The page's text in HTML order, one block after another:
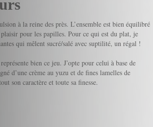
à la reine des près. L’ensemble est bien équilibré
plaisir pour les papilles. Pour ce qui est du plat, je
qui mêlent sucré/salé avec suptilité, un régal !
bien ce jeu. J’opte pour celui à base de
d’une crème au yuzu et de fines lamelles de
son caractère et toute sa finesse.